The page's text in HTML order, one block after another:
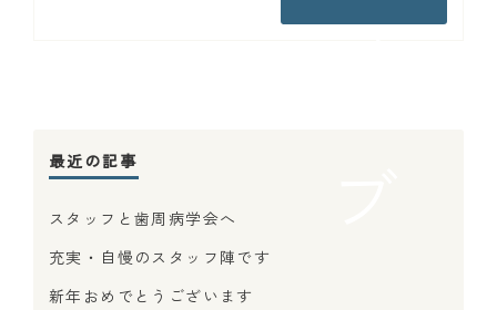
メ
最近の記事
スタッフと歯周病学会へ
充実・自慢のスタッフ陣です
新年おめでとうございます